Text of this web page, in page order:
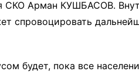
СКО Арман КУШБАСОВ.
спровоцировать
будет, пока все